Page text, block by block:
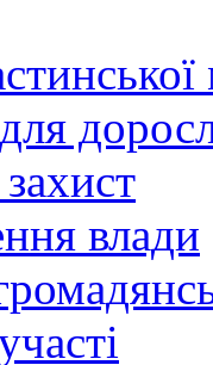
для
влади